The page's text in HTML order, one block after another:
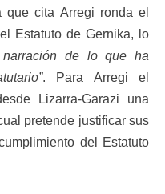
cita Arregi ronda el
Estatuto de Gernika, lo
de lo que ha
. Para Arregi el
Lizarra-Garazi una
pretende justificar sus
del Estatuto